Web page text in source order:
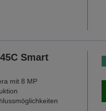
Smart
mit 8 MP